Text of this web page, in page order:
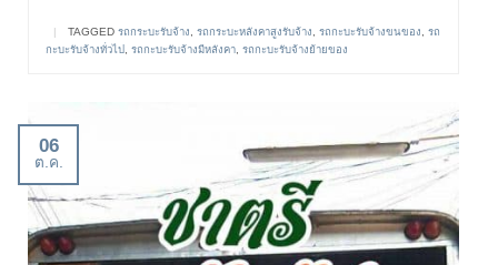
| TAGGED รถกระบะรับจ้าง รถกระบะหลังคาสูงรับจ้าง รถกะบะรับจ้างขนของ
รถ
กะบะรับจ้างทั่วไป
รถกะบะรับจ้างมีหลังคา รถกะบะรับจ้างย้ายของ
06
ต.ค.